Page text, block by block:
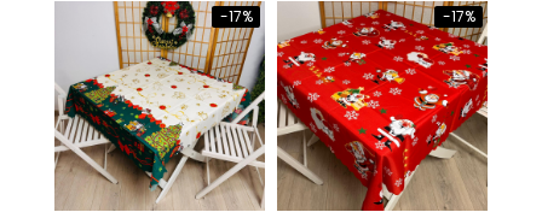
-17% -17%